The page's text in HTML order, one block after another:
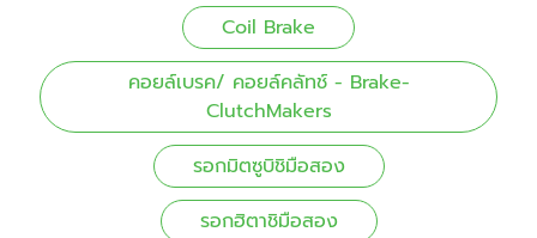
Coil Brake
คอยล์เบรค/ คอยล์คลัทช์ - Brake-
ClutchMakers
รอกมิตซูบิชิมือสอง
รอกฮิตาชิมือสอง